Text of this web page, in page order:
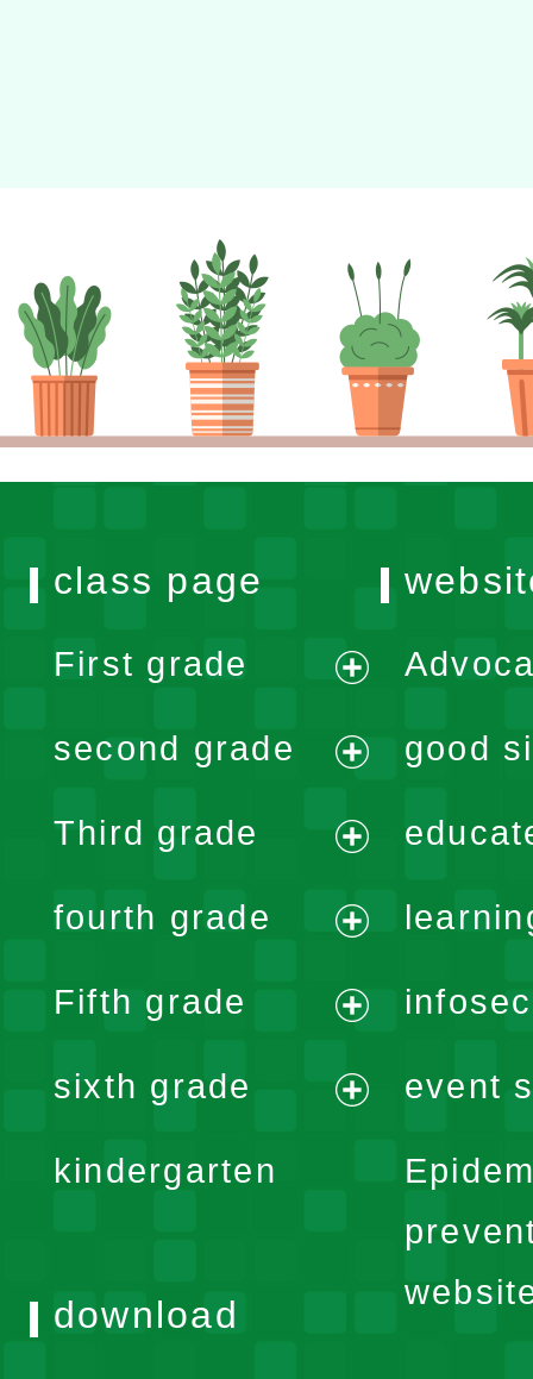
class page
First grade
menu
second grade
menu
Third grade
menu
fourth grade
menu
Fifth grade
menu
sixth grade
kindergarten
good
event
download